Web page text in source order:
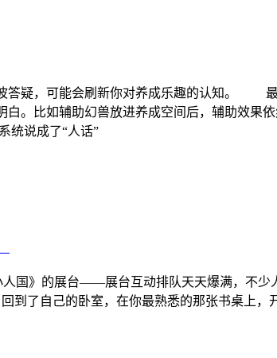
答疑，可能会刷新你对养成乐趣的认知。
。比如辅助幻兽放进养成空间后，辅助效果
说成了“人话”
人国》的展台——展台互动排队天天爆满，
回到了自己的卧室，在你最熟悉的那张书桌